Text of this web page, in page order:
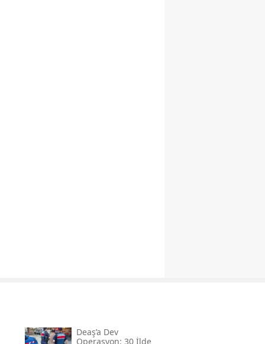
Deaş’a Dev
Operasyon: 30 İlde